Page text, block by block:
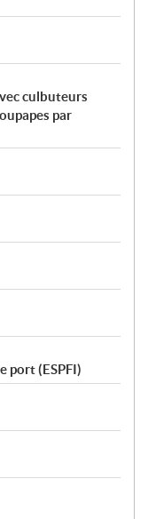
culbuteurs
par
port (ESPFI)